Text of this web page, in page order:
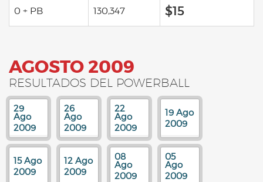
0 + PB 130,347 $15
AGOSTO 2009
RESULTADOS DEL POWERBALL
29
Ago
2009
26
Ago
2009
22
Ago
2009
19 Ago
2009
15 Ago
2009
12 Ago
2009
08
Ago
2009
05
Ago
2009